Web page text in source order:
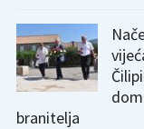
branitelja